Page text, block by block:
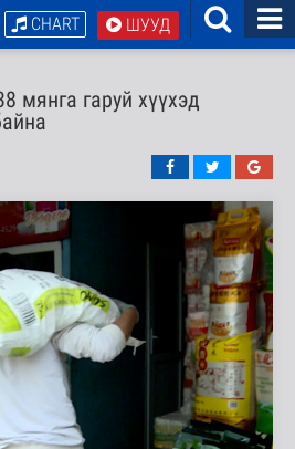
ШУУД
CHART
мянга гаруй хүүхэд